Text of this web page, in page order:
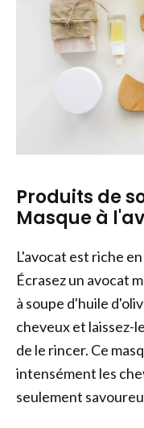
Produits de
Masque à
L'avocat est riche
Écrasez un avocat
à soupe d'huile
cheveux et laissez-
de le rincer. Ce
intensément les
seulement